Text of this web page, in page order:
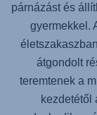
párnázást és
gyermekkel.
átgondolt
teremtenek a
kezdetétől